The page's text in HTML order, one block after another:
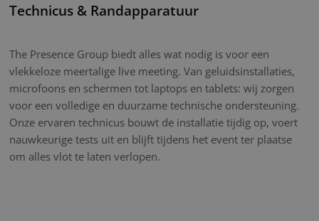
Technicus & Randapparatuur
The Presence Group biedt alles wat nodig is voor een
vlekkeloze meertalige live meeting. Van geluidsinstallaties,
microfoons en schermen tot laptops en tablets: wij zorgen
voor een volledige en duurzame technische ondersteuning.
Onze ervaren technicus bouwt de installatie tijdig op, voert
nauwkeurige tests uit en blijft tijdens het event ter plaatse
om alles vlot te laten verlopen.